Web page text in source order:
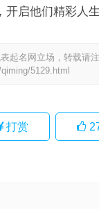
启他们精彩人生
起名网立场，转载请注
5129.html
打赏